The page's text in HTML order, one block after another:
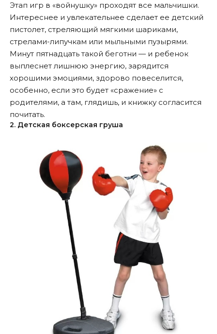
Этап игр в «войнушку» проходят все мальчишки.
Интереснее и увлекательнее сделает ее детский
пистолет, стреляющий мягкими шариками,
стрелами-липучкам или мыльными пузырями.
Минут пятнадцать такой беготни — и ребенок
выплеснет лишнюю энергию, зарядится
хорошими эмоциями, здорово повеселится,
особенно, если это будет «сражение» с
родителями, а там, глядишь, и книжку согласится
почитать.
2. Детская боксерская груша